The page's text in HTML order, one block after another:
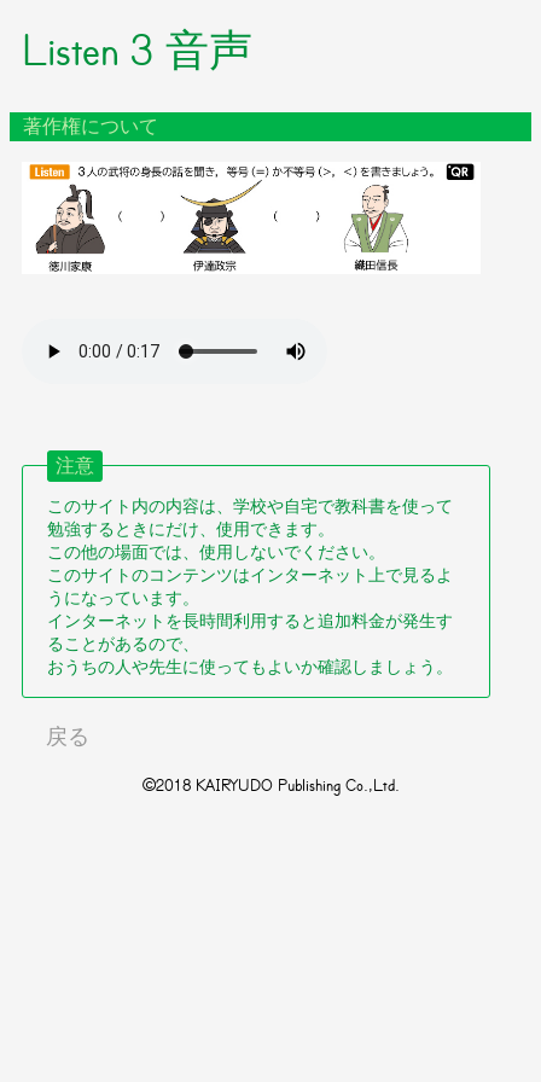
Listen 3 音声
著作権について
注意
このサイト内の内容は、学校や自宅で教科書を使って
勉強するときにだけ、使用できます。
この他の場面では、使用しないでください。
このサイトのコンテンツはインターネット上で見るよ
うになっています。
インターネットを長時間利用すると追加料金が発生す
ることがあるので、
おうちの人や先生に使ってもよいか確認しましょう。
戻る
©2018 KAIRYUDO Publishing Co.,Ltd.